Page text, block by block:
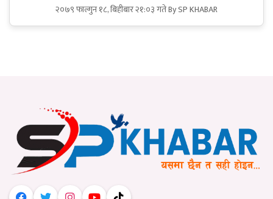
२०७९ फाल्गुन १८, बिहीबार २१:०३ गतेBy SP KHABAR